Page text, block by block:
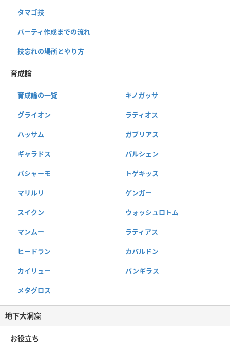
タマゴ技
パーティ作成までの流れ
技忘れの場所とやり方
育成論
育成論の一覧 キノガッサ
グライオン ラティオス
ハッサム ガブリアス
ギャラドス パルシェン
バシャーモ トゲキッス
マリルリ ゲンガー
スイクン ウォッシュロトム
マンムー ラティアス
ヒードラン カバルドン
カイリュー バンギラス
メタグロス
地下大洞窟
お役立ち